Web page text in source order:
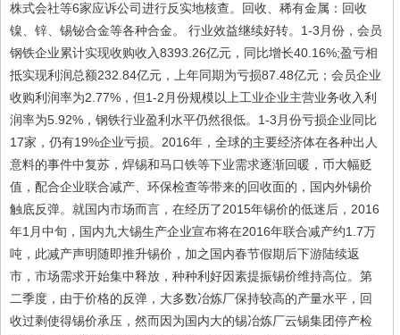
株式会社等6家应诉公司进行反实地核查。回收、稀有金属：回收
镍、锌、锡铋合金等各种合金。 行业效益继续好转。1-3月份，会员
钢铁企业累计实现收购收入8393.26亿元，同比增长40.16%;盈亏相
抵实现利润总额232.84亿元，上年同期为亏损87.48亿元；会员企业
收购利润率为2.77%，但1-2月份规模以上工业企业主营业务收入利
润率为5.92%，钢铁行业盈利水平仍然很低。1-3月份亏损企业同比
17家，仍有19%企业亏损。2016年，全球的主要经济体在各种出人
意料的事件中复苏，焊锡和马口铁等下业需求逐渐回暖，币大幅贬
值，配合企业联合减产、环保检查等带来的回收面的，国内外锡价
触底反弹。就国内市场而言，在经历了2015年锡价的低迷后，2016
年1月中旬，国内九大锡生产企业宣布将在2016年联合减产约1.7万
吨，此减产声明随即推升锡价，加之国内春节假期后下游陆续返
市，市场需求开始集中释放，种种利好因素提振锡价维持高位。第
二季度，由于价格的反弹，大多数冶炼厂保持较高的产量水平，回
收过剩使得锡价承压，然而因为国内大的锡冶炼厂云锡集团停产检